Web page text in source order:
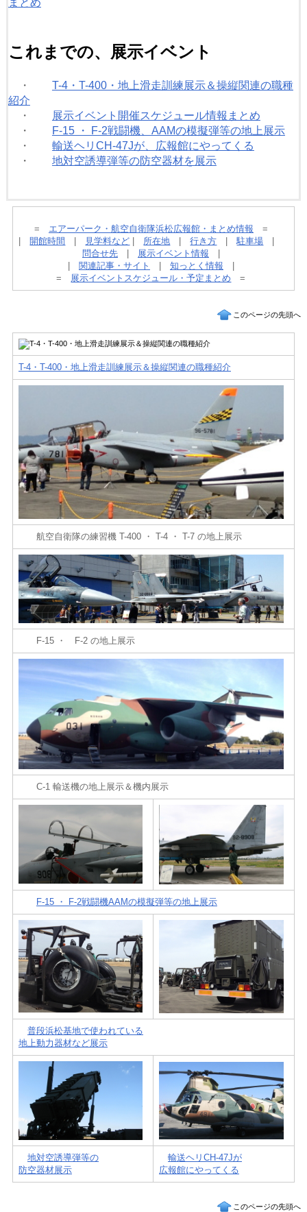
これまでの、展示イベント
・ T-4・T-400・地上滑走訓練展示＆操縦関連の職種
紹介
・
展示イベント開催スケジュール情報まとめ
・
F-15 ・ F-2戦闘機、AAMの模擬弾等の地上展示
・ 輸送ヘリCH-47Jが、広報館にやってくる
・ 地対空誘導弾等の防空器材を展示
= エアーパーク・航空自衛隊浜松広報館・まとめ情報 =
開館時間 見学料など 所在地 |行き方 |駐車場
問合せ先| 展示イベント情報
関連記事・サイト 知っとく情報
=
展示イベントスケジュール・予定まとめ =
このページの先頭へ
T-4・T-400・地上滑走訓練展示＆操縦関連の職種紹介
航空自衛隊の練習機 T-400 ・ T-4 ・ T-7 の地上展示
F-15 ・ F-2 の地上展示
C-1 輸送機の地上展示＆機内展示
F-15 ・ F-2戦闘機AAMの模擬弾等の地上展示
普段浜松基地で使われている
地上動力器材など展示
地対空誘導弾等の
防空器材展示
輸送ヘリCH-47Jが
広報館にやってくる
このページの先頭へ